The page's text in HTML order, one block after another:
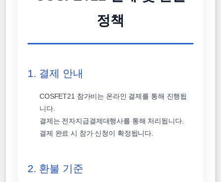
정책
1. 결제 안내
COSFET21 참가비는 온라인 결제를 통해 진행됩
니다.
결제는 전자지급결제대행사를 통해 처리됩니다.
결제 완료 시 참가 신청이 확정됩니다.
2. 환불 기준